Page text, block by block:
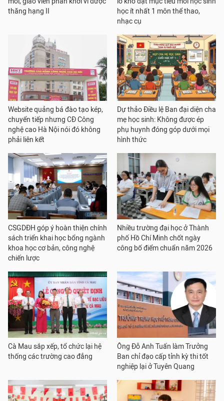
thăng hạng II
học ít nhất 1 môn thể thao,
nhạc cụ
Website quảng bá đào tạo kép,
chuyển tiếp nhưng CĐ Công
nghệ cao Hà Nội nói đó không
phải liên kết
Dự thảo Điều lệ Ban đại diện cha
mẹ học sinh: Không được ép
phụ huynh đóng góp dưới mọi
hình thức
CSGDĐH góp ý hoàn thiện chính
sách triển khai học bổng ngành
khoa học cơ bản, công nghệ
chiến lược
Nhiều trường đại học ở Thành
phố Hồ Chí Minh chốt ngày
công bố điểm chuẩn năm 2026
Cà Mau sắp xếp, tổ chức lại hệ
thống các trường cao đẳng
Ông Đỗ Anh Tuấn làm Trưởng
Ban chỉ đạo cấp tỉnh kỳ thi tốt
nghiệp lại ở Tuyên Quang